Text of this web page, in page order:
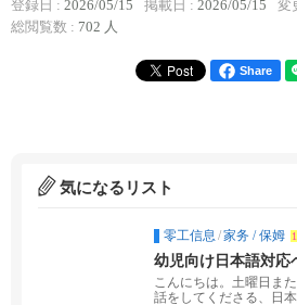
登録日 : 2026/05/15 掲載日 : 2026/05/15 変
総閲覧数 : 702 人
Share
気になるリスト
零工信息 /家务 / 保姆
幼児向け日本語対応
onths)
こんにちは。土曜日ま
話をしてくださる、日